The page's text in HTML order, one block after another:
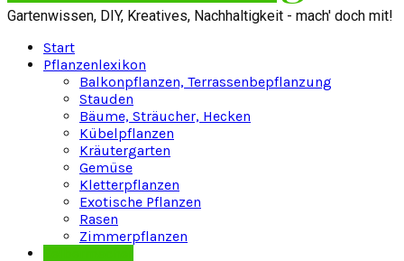
Gartenwissen, DIY, Kreatives, Nachhaltigkeit - mach' doch mit!
Start
Pflanzenlexikon
Balkonpflanzen, Terrassenbepflanzung
Stauden
Bäume, Sträucher, Hecken
Kübelpflanzen
Kräutergarten
Gemüse
Kletterpflanzen
Exotische Pflanzen
Rasen
Zimmerpflanzen